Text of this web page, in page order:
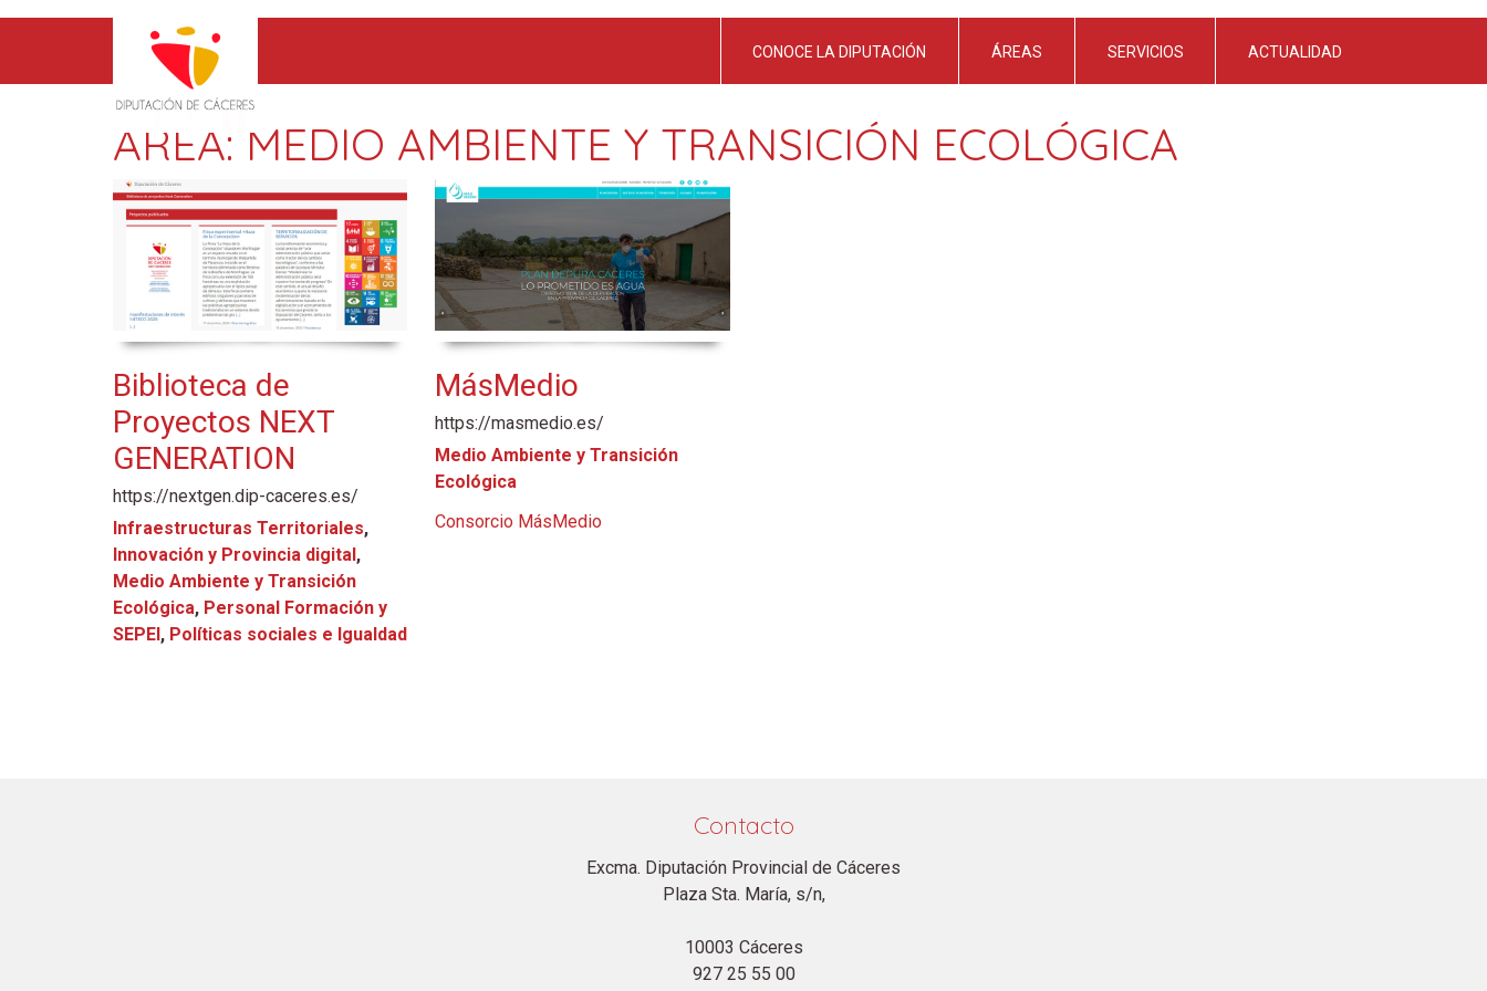
CONOCE LA DIPUTACIÓN ÁREAS SERVICIOS ACTUALIDAD
AREA: MEDIO AMBIENTE Y TRANSICIÓN ECOLÓGICA
Biblioteca de
Proyectos NEXT
GENERATION
https://nextgen.dip-caceres.es/
Infraestructuras Territoriales,
Innovación y Provincia digital,
Medio Ambiente y Transición
Ecológica, Personal Formación y
SEPEI, Políticas sociales e Igualdad
MásMedio
https://masmedio.es/
Medio Ambiente y Transición
Ecológica
Consorcio MásMedio
Contacto
Excma. Diputación Provincial de Cáceres
Plaza Sta. María, s/n,
10003 Cáceres
927 25 55 00